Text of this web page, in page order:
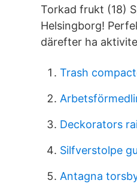
Torkad frukt (18)
Helsingborg!
därefter ha
Trash
Deckorators
Silfverstolpe
Antagna